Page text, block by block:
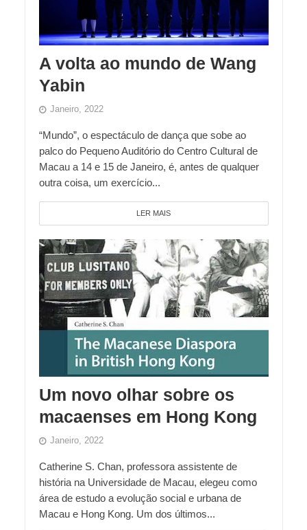
A volta ao mundo de Wang
Yabin
Janeiro, 2022
“Mundo”, o espectáculo de dança que sobe ao
palco do Pequeno Auditório do Centro Cultural de
Macau a 14 e 15 de Janeiro, é, antes de qualquer
outra coisa, um exercício...
LER MAIS
Um novo olhar sobre os
macaenses em Hong Kong
Janeiro, 2022
Catherine S. Chan, professora assistente de
história na Universidade de Macau, elegeu como
área de estudo a evolução social e urbana de
Macau e Hong Kong. Um dos últimos...